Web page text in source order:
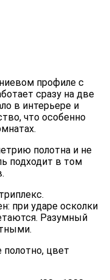
профиле с
сразу на две
в интерьере и
что особенно
полотна и не
подходит в том
при ударе осколки
Разумный
полотно, цвет